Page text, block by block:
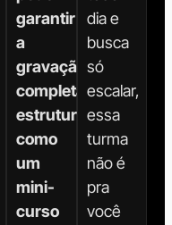
garantir
a
gravação
completa,
estruturada
como
um
mini-
curso
dia e
busca
só
escalar,
essa
turma
não é
pra
você